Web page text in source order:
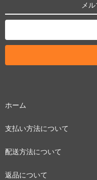
メ
ホーム
支払い方法について
配送方法について
返品について